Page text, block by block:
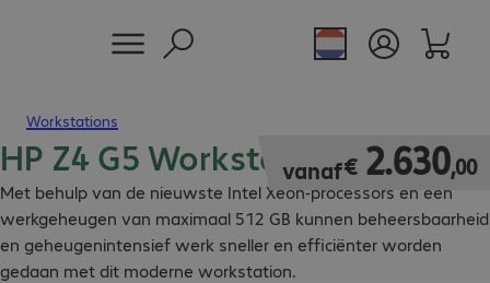
Workstations
HP Z4 G5 Workstations
Met behulp van de nieuwste Intel Xeon-processors en een
werkgeheugen van maximaal 512 GB kunnen beheersbaarheid
en geheugenintensief werk sneller en efficiënter worden
gedaan met dit moderne workstation.
vanaf€ 2.630,00
€ 2.630,00